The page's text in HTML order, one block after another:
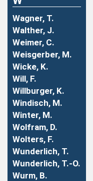
Wagner, T.
Walther, J.
Weimer, C.
Weisgerber, M.
Wicke, K.
Will, F.
Willburger, K.
Windisch, M.
Winter, M.
Wolfram, D.
Wolters, F.
Wunderlich, T.
Wunderlich, T.-O.
Wurm, B.